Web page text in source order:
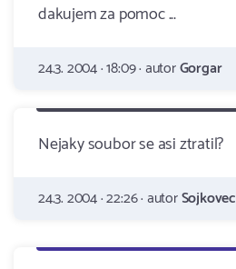
dakujem za pomoc ...
24.3. 2004 · 18:09 · autorGorgar
Nejaky soubor se asi ztratil?
24.3. 2004 · 22:26 · autorSojkovec